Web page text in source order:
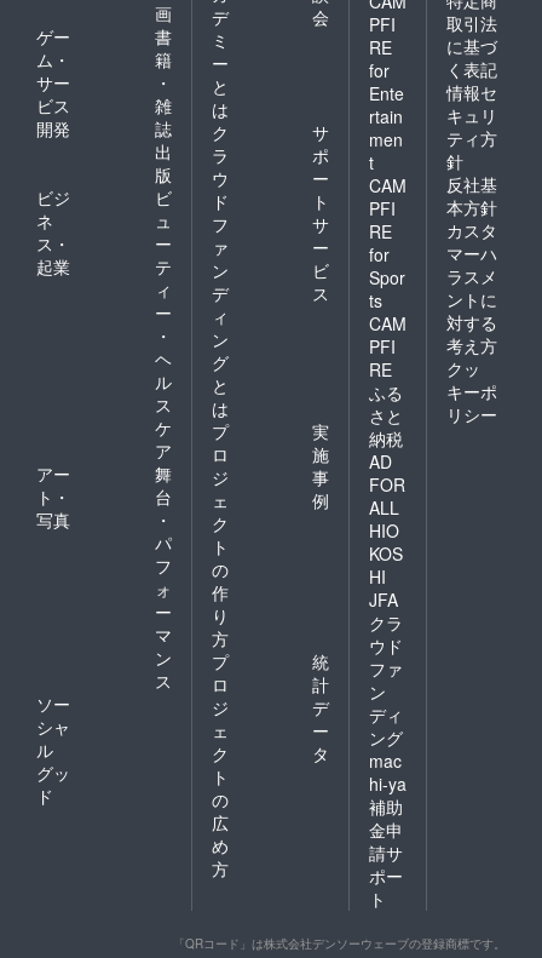
画
ゲー
ム・
サー
ビス
開発
書
籍
・
雑
誌
出
版
ビジ
ネ
ス・
起業
ビ
ュ
ー
テ
ィ
ー
・
ヘ
ル
ス
ケ
ア
アー
ト・
写真
舞
台
・
パ
フ
ォ
ー
マ
ン
ス
ソー
シャ
ル
グッ
ド
デ
ミ
ー
と
は
会
ク
ラ
ウ
ド
フ
ァ
ン
デ
ィ
ン
グ
と
は
サ
ポ
ー
ト
サ
ー
ビ
ス
プ
ロ
ジ
ェ
ク
ト
の
作
り
方
実
施
事
例
プ
ロ
ジ
ェ
ク
ト
の
広
め
方
統
計
デ
ー
タ
PFI
RE
for
Ente
rtain
men
t
CAM
PFI
RE
for
Spor
ts
CAM
PFI
RE
ふる
さと
納税
AD
FOR
ALL
HIO
KOS
HI
JFA
クラ
ウド
ファ
ン
ディ
ング
mac
hi-ya
補助
金申
請サ
ポー
ト
取引法
に基づ
く表記
情報セ
キュリ
ティ方
針
反社基
本方針
カスタ
マーハ
ラスメ
ントに
対する
考え方
クッ
キーポ
リシー
「QRコード」は株式会社デンソーウェーブの登録商標です。